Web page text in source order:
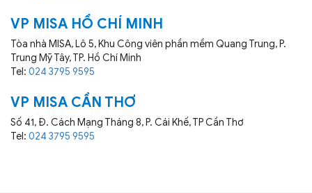
VP MISA HỒ CHÍ MINH
Tòa nhà MISA, Lô 5, Khu Công viên phần mềm Quang Trung, P.
Trung Mỹ Tây, TP. Hồ Chí Minh
Tel: 024 3795 9595
VP MISA CẦN THƠ
Số 41, Đ. Cách Mạng Tháng 8, P. Cái Khế, TP Cần Thơ
Tel: 024 3795 9595